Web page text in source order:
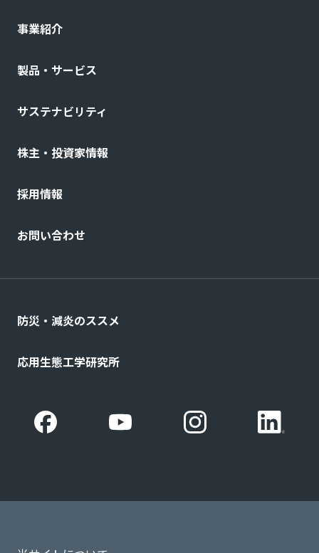
事業紹介
製品・サービス
サステナビリティ
株主・投資家情報
採用情報
お問い合わせ
防災・減炎のススメ
応用生態工学研究所